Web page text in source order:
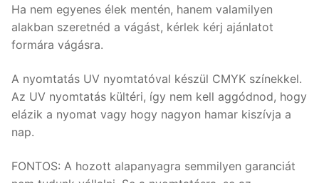
Ha nem egyenes élek mentén, hanem valamilyen
alakban szeretnéd a vágást, kérlek kérj ajánlatot
formára vágásra.
A nyomtatás UV nyomtatóval készül CMYK színekkel.
Az UV nyomtatás kültéri, így nem kell aggódnod, hogy
elázik a nyomat vagy hogy nagyon hamar kiszívja a
nap.
FONTOS: A hozott alapanyagra semmilyen garanciát